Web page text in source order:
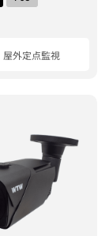
屋外定点監視